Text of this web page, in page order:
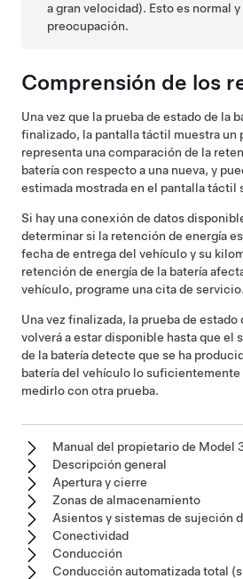
a gran velocidad). Esto es normal
preocupación.
Comprensión de los
Una vez que la prueba de estado de la
finalizado, la pantalla táctil muestra un
representa una comparación de la
batería con respecto a una nueva, y
estimada mostrada en el pantalla táctil
Si hay una conexión de datos
determinar si la retención de energía
fecha de entrega del vehículo y su
retención de energía de la batería
vehículo, programe una cita de servicio.
Una vez finalizada, la prueba de estado
volverá a estar disponible hasta que el
de la batería detecte que se ha
batería del vehículo lo suficientemente
medirlo con otra prueba.
Manual del propietario de Model
Descripción general
Apertura y cierre
Zonas de almacenamiento
Asientos y sistemas de sujeción
Conectividad
Conducción
Conducción automatizada total